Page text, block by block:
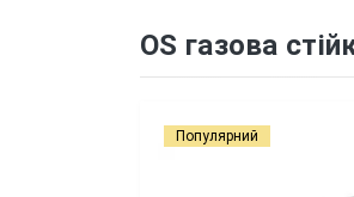
OS газова
Популярний